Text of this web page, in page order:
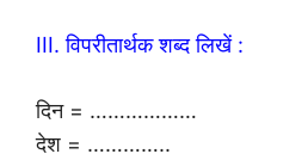
III. विपरीतार्थक शब्द लिखें :
दिन = ………………
देश = …………..